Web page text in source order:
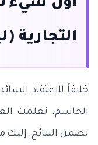
أول شيء
التجارية
خلافاً للاعتقاد
الحاسم. تعلمت
تضمن النتائج. إليك